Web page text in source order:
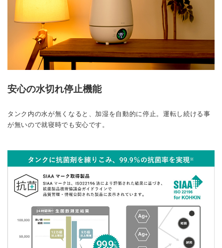
安心の水切れ停止機能
タンク内の水が無くなると、加湿を自動的に停止。運転し続ける事
が無いので就寝時でも安心です。